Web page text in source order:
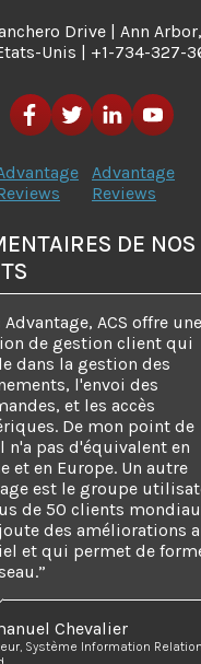
Drive | Ann
Unis | +1-734-327-
Advantage
Reviews
DE NOS
Advantage, ACS offre une
de gestion client qui
dans la gestion des
l'envoi des
et les accès
De mon point de
n'a pas d'équivalent en
et en Europe. Un autre
est le groupe
de 50 clients
des améliorations
et qui permet de
Chevalier
Système Information